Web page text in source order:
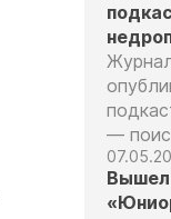
—
Вышел